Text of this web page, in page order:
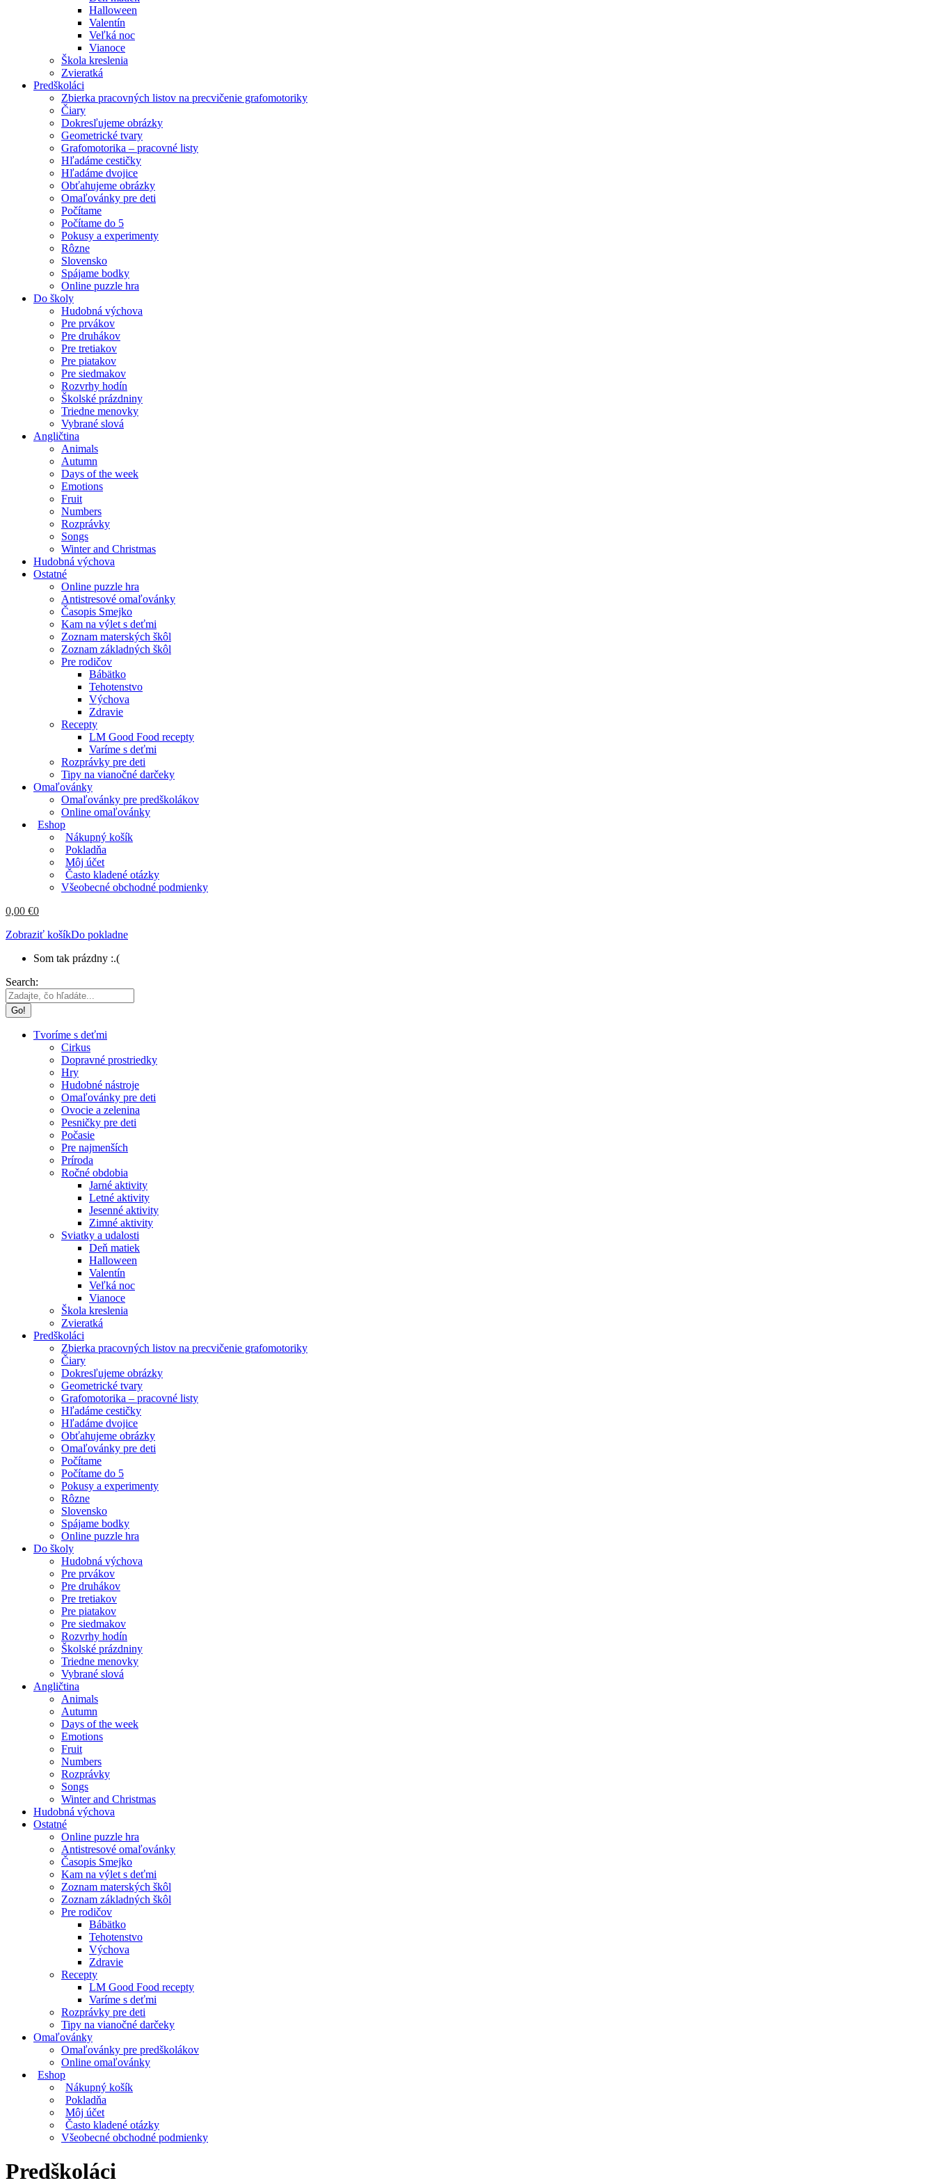
Halloween
Valentín
Veľká noc
Vianoce
Škola kreslenia
Zvieratká
Predškoláci
Zbierka pracovných listov na precvičenie grafomotoriky
Čiary
Dokresľujeme obrázky
Geometrické tvary
Grafomotorika – pracovné listy
Hľadáme cestičky
Hľadáme dvojice
Obťahujeme obrázky
Omaľovánky pre deti
Počítame
Počítame do 5
Pokusy a experimenty
Rôzne
Slovensko
Spájame bodky
Online puzzle hra
Do školy
Hudobná výchova
Pre prvákov
Pre druhákov
Pre tretiakov
Pre piatakov
Pre siedmakov
Rozvrhy hodín
Školské prázdniny
Triedne menovky
Vybrané slová
Angličtina
Animals
Autumn
Days of the week
Emotions
Fruit
Numbers
Rozprávky
Songs
Winter and Christmas
Hudobná výchova
Ostatné
Online puzzle hra
Antistresové omaľovánky
Časopis Smejko
Kam na výlet s deťmi
Zoznam materských škôl
Zoznam základných škôl
Pre rodičov
Bábätko
Tehotenstvo
Výchova
Zdravie
Recepty
LM Good Food recepty
Varíme s deťmi
Rozprávky pre deti
Tipy na vianočné darčeky
Omaľovánky
Omaľovánky pre predškolákov
Online omaľovánky
Eshop
Nákupný košík
Pokladňa
Môj účet
Často kladené otázky
Všeobecné obchodné podmienky
0,00 €0
Zobraziť košíkDo pokladne
Som tak prázdny :.(
Search:
Tvoríme s deťmi
Cirkus
Dopravné prostriedky
Hry
Hudobné nástroje
Omaľovánky pre deti
Ovocie a zelenina
Pesničky pre deti
Počasie
Pre najmenších
Príroda
Ročné obdobia
Jarné aktivity
Letné aktivity
Jesenné aktivity
Zimné aktivity
Sviatky a udalosti
Deň matiek
Halloween
Valentín
Veľká noc
Vianoce
Škola kreslenia
Zvieratká
Predškoláci
Zbierka pracovných listov na precvičenie grafomotoriky
Čiary
Dokresľujeme obrázky
Geometrické tvary
Grafomotorika – pracovné listy
Hľadáme cestičky
Hľadáme dvojice
Obťahujeme obrázky
Omaľovánky pre deti
Počítame
Počítame do 5
Pokusy a experimenty
Rôzne
Slovensko
Spájame bodky
Online puzzle hra
Do školy
Hudobná výchova
Pre prvákov
Pre druhákov
Pre tretiakov
Pre piatakov
Pre siedmakov
Rozvrhy hodín
Školské prázdniny
Triedne menovky
Vybrané slová
Angličtina
Animals
Autumn
Days of the week
Emotions
Fruit
Numbers
Rozprávky
Songs
Winter and Christmas
Hudobná výchova
Ostatné
Online puzzle hra
Antistresové omaľovánky
Časopis Smejko
Kam na výlet s deťmi
Zoznam materských škôl
Zoznam základných škôl
Pre rodičov
Bábätko
Tehotenstvo
Výchova
Zdravie
Recepty
LM Good Food recepty
Varíme s deťmi
Rozprávky pre deti
Tipy na vianočné darčeky
Omaľovánky
Omaľovánky pre predškolákov
Online omaľovánky
Eshop
Nákupný košík
Pokladňa
Môj účet
Často kladené otázky
Všeobecné obchodné podmienky
Predškoláci